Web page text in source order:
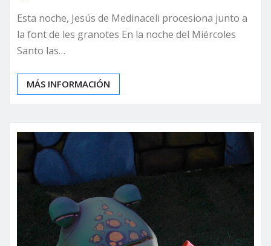
Esta noche, Jesús de Medinaceli procesiona junto a
la font de les granotes En la noche del Miércoles
Santo las…
MÁS INFORMACIÓN